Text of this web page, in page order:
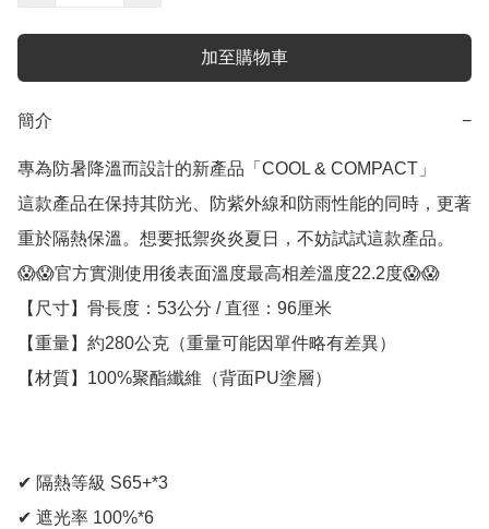
加至購物車
簡介 −
專為防暑降溫而設計的新產品「COOL & COMPACT」
這款產品在保持其防光、防紫外線和防雨性能的同時，更著
重於隔熱保溫。想要抵禦炎炎夏日，不妨試試這款產品。
😱😱官方實測使用後表面溫度最高相差溫度22.2度😱😱
【尺寸】骨長度：53公分 / 直徑：96厘米
【重量】約280公克（重量可能因單件略有差異）
【材質】100%聚酯纖維（背面PU塗層）
✔ 隔熱等級 S65+*3
✔ 遮光率 100%*6